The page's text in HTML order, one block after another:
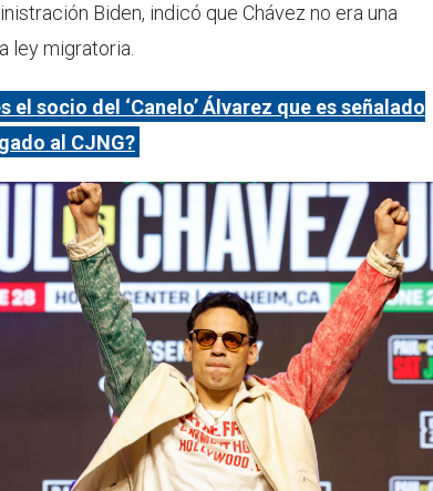
Biden, indicó que Chávez no era una
ley migratoria.
el socio del ‘Canelo’ Álvarez que es señalado
al CJNG?